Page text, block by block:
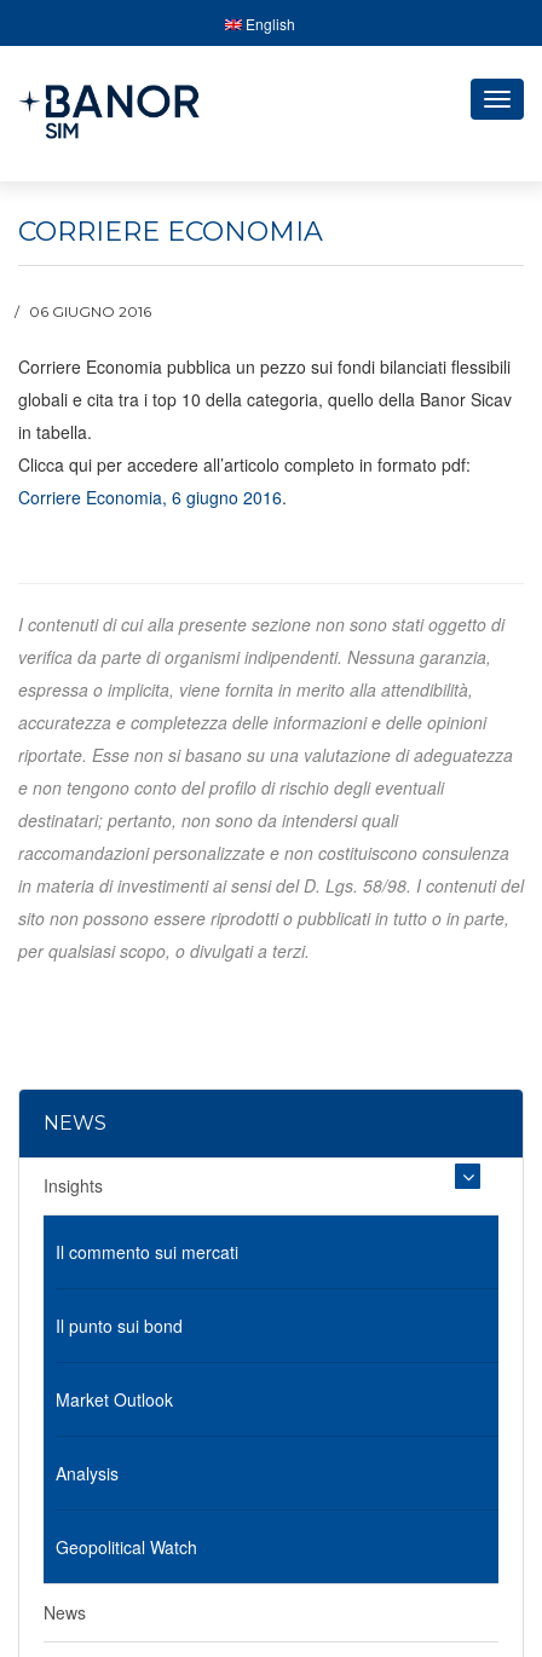
English
CORRIERE ECONOMIA
06 GIUGNO 2016
Corriere Economia pubblica un pezzo sui fondi bilanciati flessibili
globali e cita tra i top 10 della categoria, quello della Banor Sicav
in tabella.
Clicca qui per accedere all’articolo completo in formato pdf:
Corriere Economia, 6 giugno 2016.
I contenuti di cui alla presente sezione non sono stati oggetto di
verifica da parte di organismi indipendenti. Nessuna garanzia,
espressa o implicita, viene fornita in merito alla attendibilità,
accuratezza e completezza delle informazioni e delle opinioni
riportate. Esse non si basano su una valutazione di adeguatezza
e non tengono conto del profilo di rischio degli eventuali
destinatari; pertanto, non sono da intendersi quali
raccomandazioni personalizzate e non costituiscono consulenza
in materia di investimenti ai sensi del D. Lgs. 58/98. I contenuti del
sito non possono essere riprodotti o pubblicati in tutto o in parte,
per qualsiasi scopo, o divulgati a terzi.
NEWS
Insights
Il commento sui mercati
Il punto sui bond
Market Outlook
Analysis
Geopolitical Watch
News